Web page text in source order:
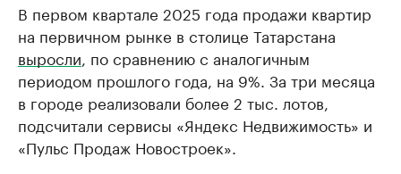
В первом квартале 2025 года продажи квартир
на первичном рынке в столице Татарстана
выросли , по сравнению с аналогичным
периодом прошлого года, на 9%. За три месяца
в городе реализовали более 2 тыс. лотов,
подсчитали сервисы «Яндекс Недвижимость» и
«Пульс Продаж Новостроек».